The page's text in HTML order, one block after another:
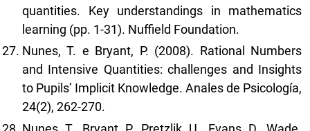
quantities. Key understandings in mathematics
learning (pp. 1-31). Nuffield Foundation.
Nunes, T. e Bryant, P. (2008). Rational Numbers
and Intensive Quantities: challenges and Insights
to Pupils’ Implicit Knowledge. Anales de Psicología,
24(2), 262-270.